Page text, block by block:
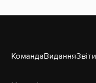
КомандаВиданняЗвіти